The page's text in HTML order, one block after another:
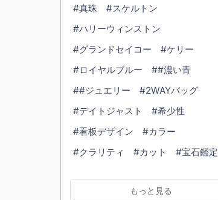
#真珠
#スケルトン
#ハリーウィンストン
#グランドセイコー
#ケリー
#ロイヤルブルー
##濃い青
##ジュエリー
#2WAYバッグ
#デイトジャスト
#希少性
#看板デザイン
#カラー
#クラリティ
#カット
#宝石鑑定
#ブレスレット
#cartier
もっと見る